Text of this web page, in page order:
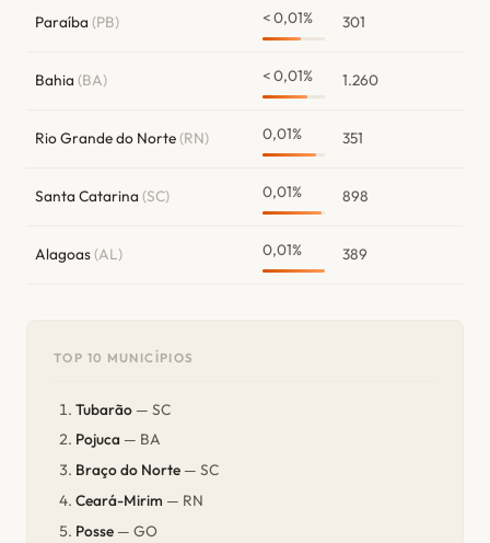
Paraíba (PB) < 0,01% 301
Bahia (BA) < 0,01% 1.260
Rio Grande do Norte(RN) 0,01% 351
Santa Catarina (SC) 0,01% 898
Alagoas(AL) 0,01% 389
TOP 10 MUNICÍPIOS
Tubarão — SC
Pojuca — BA
Braço do Norte — SC
Ceará-Mirim — RN
Posse — GO